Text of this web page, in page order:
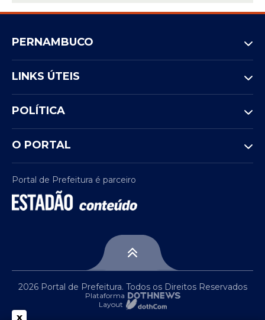
PERNAMBUCO
LINKS ÚTEIS
POLÍTICA
O PORTAL
Portal de Prefeitura é parceiro
2026 Portal de Prefeitura. Todos os Direitos Reservados
Plataforma
Layout
x